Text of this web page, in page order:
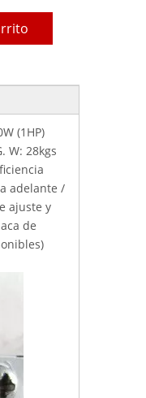
(1HP)
W: 28kgs
adelante /
ajuste y
de